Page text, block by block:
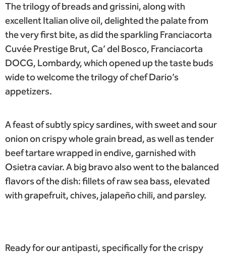
The trilogy of breads and grissini, along with
excellent Italian olive oil, delighted the palate from
the very first bite, as did the sparkling Franciacorta
Cuvée Prestige Brut, Ca’ del Bosco, Franciacorta
DOCG, Lombardy, which opened up the taste buds
wide to welcome the trilogy of chef Dario’s
appetizers.
A feast of subtly spicy sardines, with sweet and sour
onion on crispy whole grain bread, as well as tender
beef tartare wrapped in endive, garnished with
Osietra caviar. A big bravo also went to the balanced
flavors of the dish: fillets of raw sea bass, elevated
with grapefruit, chives, jalapeño chili, and parsley.
Ready for our antipasti, specifically for the crispy